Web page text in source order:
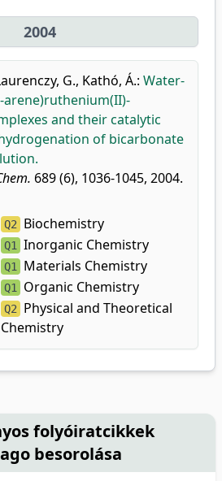
2004
G., Kathó, Á.: Water-
arene)ruthenium(II)-
and their catalytic
of bicarbonate
689 (6), 1036-1045, 2004.
Q2 Biochemistry
Q1 Inorganic Chemistry
Q1 Materials Chemistry
Q1 Organic Chemistry
Q2
Physical and Theoretical
Chemistry
folyóiratcikkek
besorolása